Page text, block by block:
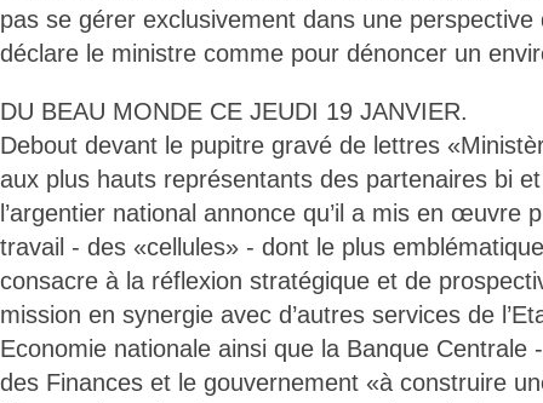
pas se gérer exclusivement dans une
déclare le ministre comme pour dénoncer un
DU BEAU MONDE CE JEUDI 19 JANVIER.
Debout devant le pupitre gravé de lettres
aux plus hauts représentants des partenaires bi
l’argentier national annonce qu’il a mis en œuvre
travail - des «cellules» - dont le plus
consacre à la réflexion stratégique et de
mission en synergie avec d’autres services de
Economie nationale ainsi que la Banque Centrale
des Finances et le gouvernement «à construire